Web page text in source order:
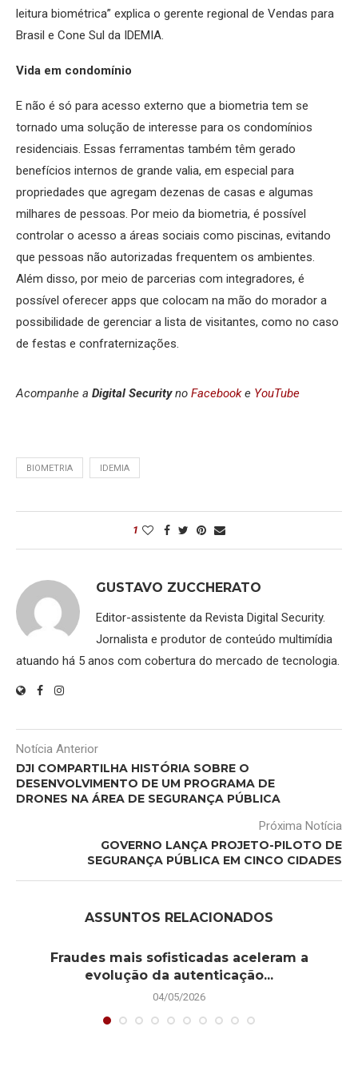
leitura biométrica” explica o gerente regional de Vendas para
Brasil e Cone Sul da IDEMIA.
Vida em condomínio
E não é só para acesso externo que a biometria tem se
tornado uma solução de interesse para os condomínios
residenciais. Essas ferramentas também têm gerado
benefícios internos de grande valia, em especial para
propriedades que agregam dezenas de casas e algumas
milhares de pessoas. Por meio da biometria, é possível
controlar o acesso a áreas sociais como piscinas, evitando
que pessoas não autorizadas frequentem os ambientes.
Além disso, por meio de parcerias com integradores, é
possível oferecer apps que colocam na mão do morador a
possibilidade de gerenciar a lista de visitantes, como no caso
de festas e confraternizações.
Acompanhe a Digital Securityno Facebooke YouTube
BIOMETRIA IDEMIA
1
GUSTAVO ZUCCHERATO
Editor-assistente da Revista Digital Security.
Jornalista e produtor de conteúdo multimídia
atuando há 5 anos com cobertura do mercado de tecnologia.
Notícia Anterior
DJI COMPARTILHA HISTÓRIA SOBRE O
DESENVOLVIMENTO DE UM PROGRAMA DE
DRONES NA ÁREA DE SEGURANÇA PÚBLICA
Próxima Notícia
GOVERNO LANÇA PROJETO-PILOTO DE
SEGURANÇA PÚBLICA EM CINCO CIDADES
ASSUNTOS RELACIONADOS
Fraudes mais sofisticadas aceleram a
evolução da autenticação...
04/05/2026